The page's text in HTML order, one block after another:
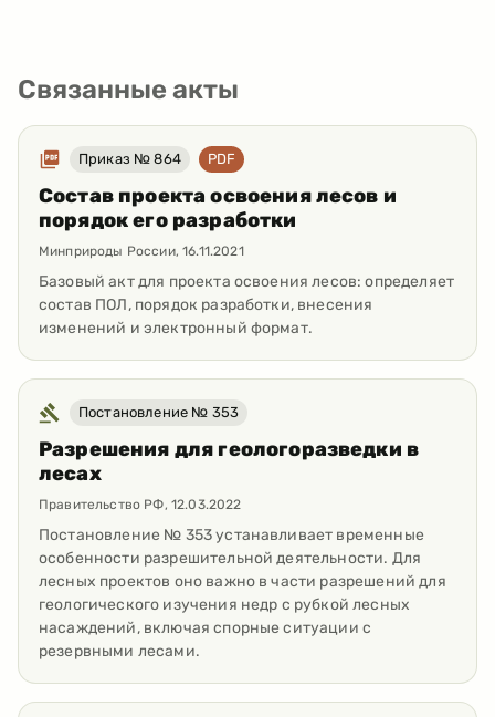
Связанные акты
Приказ № 864 PDF
Состав проекта освоения лесов и
порядок его разработки
Минприроды России,16.11.2021
Базовый акт для проекта освоения лесов: определяет
состав ПОЛ, порядок разработки, внесения
изменений и электронный формат.
Постановление № 353
Разрешения для геологоразведки в
лесах
Правительство РФ, 12.03.2022
Постановление № 353 устанавливает временные
особенности разрешительной деятельности. Для
лесных проектов оно важно в части разрешений для
геологического изучения недр с рубкой лесных
насаждений, включая спорные ситуации с
резервными лесами.